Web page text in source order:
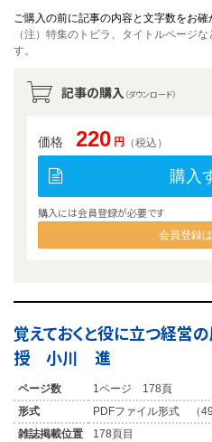
ご購入の前に記事の内容と文字数をお確
（注）特集のトビラ、タイトルページ
す。
記事の購入 （ダウンロード）
価格 220 円 （税込）
購入
購入には会員登録が必要です
会員登録
覚えておくと役に立つ経
授 小川 進
ページ数
1ページ 178頁
形式
PDFファイル形式 （
雑誌掲載位置
178頁目